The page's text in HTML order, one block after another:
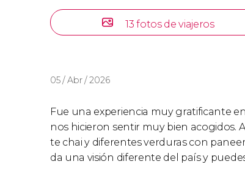
13 fotos de viajeros
05 / Abr / 2026
Fue una experiencia muy gratificante
nos hicieron sentir muy bien acogidos.
te chai y diferentes verduras con
da una visión diferente del país y